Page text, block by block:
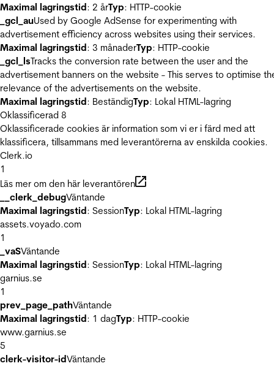
Maximal lagringstid: 2 årTyp: HTTP-cookie
_gcl_auUsed by Google AdSense for experimenting with
advertisement efficiency across websites using their services.
Maximal lagringstid: 3 månaderTyp: HTTP-cookie
_gcl_lsTracks the conversion rate between the user and the
advertisement banners on the website - This serves to optimise
relevance of the advertisements on the website.
Maximal lagringstid: BeständigTyp: Lokal HTML-lagring
Oklassificerad 8
Oklassificerade cookies är information som vi er i färd med att
klassificera, tillsammans med leverantörerna av enskilda cookies.
Clerk.io
1
Läs mer om den här leverantören
__clerk_debugVäntande
Maximal lagringstid: SessionTyp: Lokal HTML-lagring
assets.voyado.com
1
_vaSVäntande
Maximal lagringstid: SessionTyp: Lokal HTML-lagring
garnius.se
1
prev_page_pathVäntande
Maximal lagringstid: 1 dagTyp: HTTP-cookie
www.garnius.se
5
clerk-visitor-idVäntande